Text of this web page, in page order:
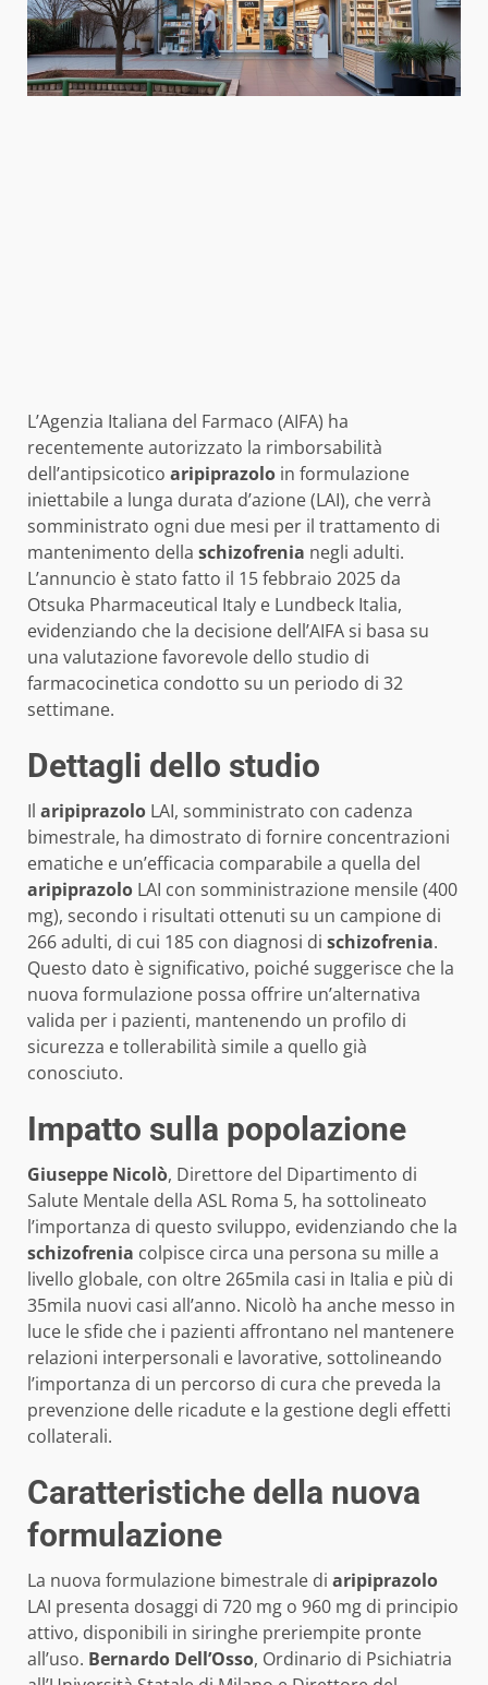
L’Agenzia Italiana del Farmaco (AIFA) ha
recentemente autorizzato la rimborsabilità
dell’antipsicotico aripiprazolo in formulazione
iniettabile a lunga durata d’azione (LAI), che verrà
somministrato ogni due mesi per il trattamento di
mantenimento della schizofrenia negli adulti.
L’annuncio è stato fatto il 15 febbraio 2025 da
Otsuka Pharmaceutical Italy e Lundbeck Italia,
evidenziando che la decisione dell’AIFA si basa su
una valutazione favorevole dello studio di
farmacocinetica condotto su un periodo di 32
settimane.
Dettagli dello studio
Il aripiprazolo LAI, somministrato con cadenza
bimestrale, ha dimostrato di fornire concentrazioni
ematiche e un’efficacia comparabile a quella del
aripiprazolo LAI con somministrazione mensile (400
mg), secondo i risultati ottenuti su un campione di
266 adulti, di cui 185 con diagnosi di schizofrenia.
Questo dato è significativo, poiché suggerisce che la
nuova formulazione possa offrire un’alternativa
valida per i pazienti, mantenendo un profilo di
sicurezza e tollerabilità simile a quello già
conosciuto.
Impatto sulla popolazione
Giuseppe Nicolò, Direttore del Dipartimento di
Salute Mentale della ASL Roma 5, ha sottolineato
l’importanza di questo sviluppo, evidenziando che la
schizofrenia colpisce circa una persona su mille a
livello globale, con oltre 265mila casi in Italia e più di
35mila nuovi casi all’anno. Nicolò ha anche messo in
luce le sfide che i pazienti affrontano nel mantenere
relazioni interpersonali e lavorative, sottolineando
l’importanza di un percorso di cura che preveda la
prevenzione delle ricadute e la gestione degli effetti
collaterali.
Caratteristiche della nuova
formulazione
La nuova formulazione bimestrale di aripiprazolo
LAI presenta dosaggi di 720 mg o 960 mg di principio
attivo, disponibili in siringhe preriempite pronte
all’uso. Bernardo Dell’Osso, Ordinario di Psichiatria